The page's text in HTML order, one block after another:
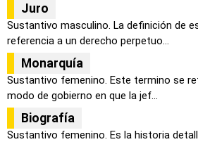
Juro
Sustantivo masculino. La definición de
referencia a un derecho perpetuo...
Monarquía
Sustantivo femenino. Este termino se
modo de gobierno en que la jef...
Biografía
Sustantivo femenino. Es la historia